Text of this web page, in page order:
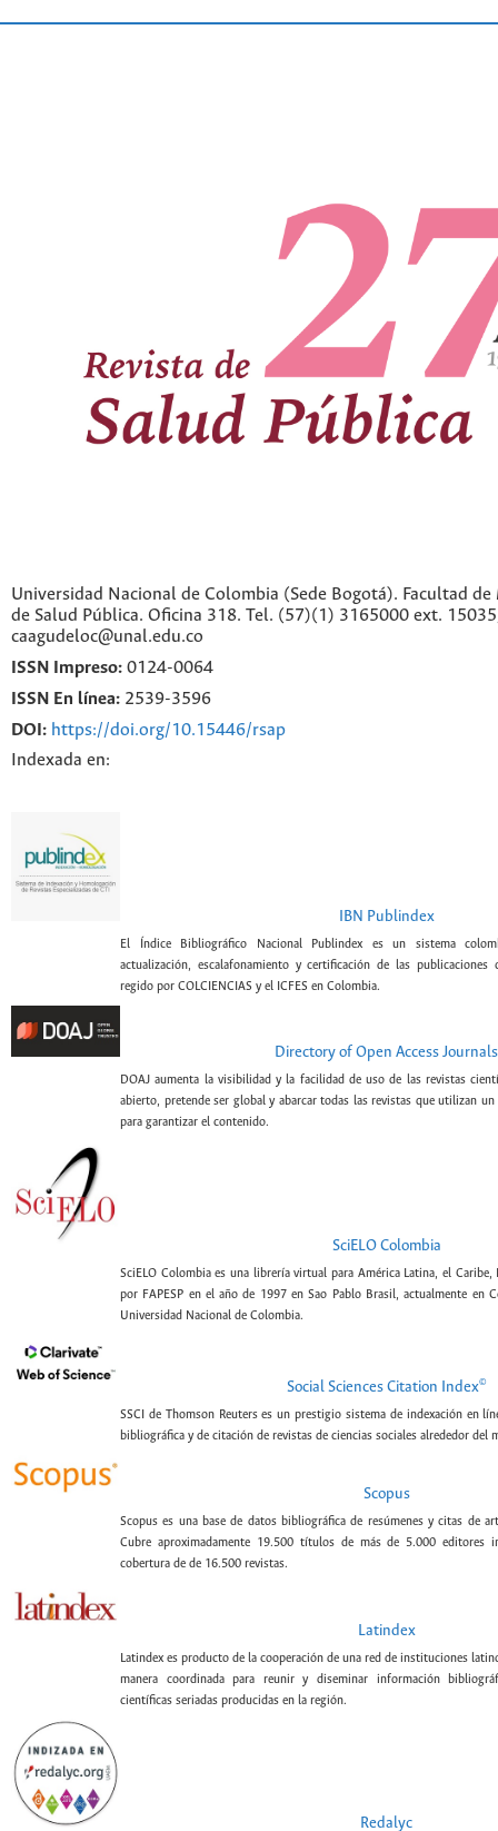
Universidad Nacional de Colombia (Sede Bogotá). Facultad
de Salud Pública. Oficina 318. Tel. (57)(1) 3165000 ext.
caagudeloc@unal.edu.co
ISSN Impreso: 0124-0064
ISSN En línea: 2539-3596
DOI: https://doi.org/10.15446/rsap
Indexada en:
IBN Publindex
El Índice Bibliográfico Nacional Publindex es un sistema
actualización, escalafonamiento y certificación de las publicaciones
regido por COLCIENCIAS y el ICFES en Colombia.
Directory of Open Access Journals
DOAJ aumenta la visibilidad y la facilidad de uso de las revistas
abierto, pretende ser global y abarcar todas las revistas que utilizan
para garantizar el contenido.
SciELO Colombia
SciELO Colombia es una librería virtual para América Latina, el Caribe,
por FAPESP en el año de 1997 en Sao Pablo Brasil, actualmente en
Universidad Nacional de Colombia.
Social Sciences Citation Index©
SSCI de Thomson Reuters es un prestigio sistema de indexación en
bibliográfica y de citación de revistas de ciencias sociales alrededor del
Scopus
Scopus es una base de datos bibliográfica de resúmenes y citas de
Cubre aproximadamente 19.500 títulos de más de 5.000 editores
cobertura de de 16.500 revistas.
Latindex
Latindex es producto de la cooperación de una red de instituciones
manera coordinada para reunir y diseminar información
científicas seriadas producidas en la región.
Redalyc